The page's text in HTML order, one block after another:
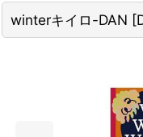
winterキイロ-DAN [